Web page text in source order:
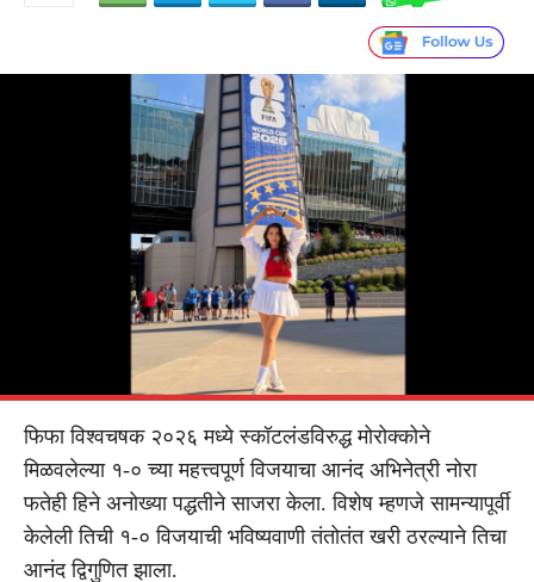
फिफा विश्वचषक २०२६ मध्ये स्कॉटलंडविरुद्ध मोरोक्कोने
मिळवलेल्या १-० च्या महत्त्वपूर्ण विजयाचा आनंद अभिनेत्री नोरा
फतेही हिने अनोख्या पद्धतीने साजरा केला. विशेष म्हणजे सामन्यापूर्वी
केलेली तिची १-० विजयाची भविष्यवाणी तंतोतंत खरी ठरल्याने तिचा
आनंद द्विगुणित झाला.